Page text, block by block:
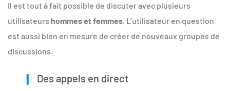
Il est tout à fait possible de discuter avec plusieurs
utilisateurs hommes et femmes. L’utilisateur en question
est aussi bien en mesure de créer de nouveaux groupes de
discussions.
Des appels en direct